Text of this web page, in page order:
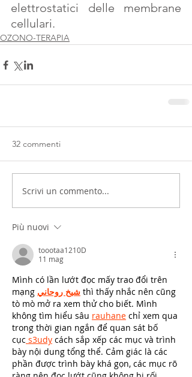
elettrostatici delle membrane
cellulari.
OZONO-TERAPIA
32 commenti
Scrivi un commento...
Più nuovi
toootaa1210D
11 mag
Mình có lần lướt đọc mấy trao đổi trên
mạng شيخ روحاني thì thấy nhắc nên cũng
tò mò mở ra xem thử cho biết. Mình
không tìm hiểu sâu rauhane chỉ xem qua
trong thời gian ngắn để quan sát bố
cục s3udy cách sắp xếp các mục và trình
bày nội dung tổng thể. Cảm giác là các
phần được trình bày khá gọn, các mục rõ